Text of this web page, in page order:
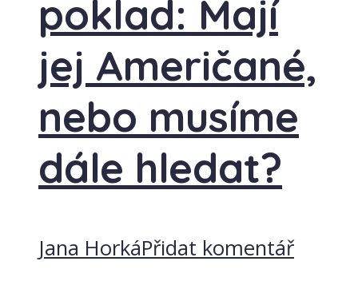
poklad: Mají
jej Američané,
nebo musíme
dále hledat?
Jana HorkáPřidat komentář